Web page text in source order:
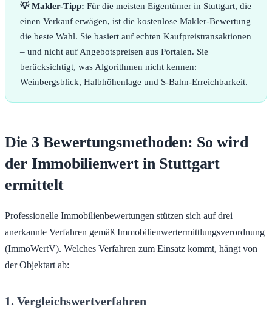
💡 Makler-Tipp: Für die meisten Eigentümer in Stuttgart, die
einen Verkauf erwägen, ist die kostenlose Makler-Bewertung
die beste Wahl. Sie basiert auf echten Kaufpreistransaktionen
– und nicht auf Angebotspreisen aus Portalen. Sie
berücksichtigt, was Algorithmen nicht kennen:
Weinbergsblick, Halbhöhenlage und S-Bahn-Erreichbarkeit.
Die 3 Bewertungsmethoden: So wird
der Immobilienwert in Stuttgart
ermittelt
Professionelle Immobilienbewertungen stützen sich auf drei
anerkannte Verfahren gemäß Immobilienwertermittlungsverordnung
(ImmoWertV). Welches Verfahren zum Einsatz kommt, hängt von
der Objektart ab:
1. Vergleichswertverfahren